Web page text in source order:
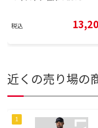
税込
近くの売り場の